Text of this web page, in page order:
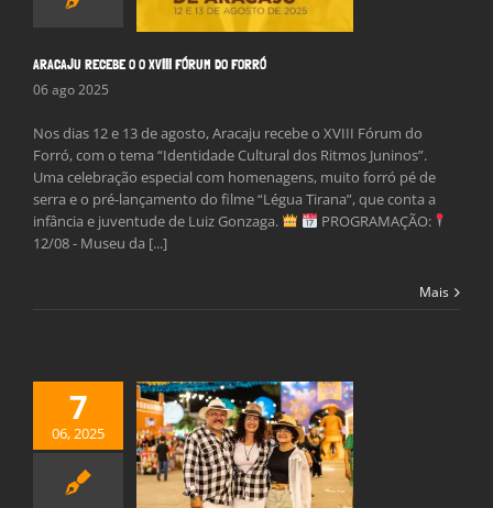
ARACAJU RECEBE O O XVIII FÓRUM DO FORRÓ
06 ago 2025
Nos dias 12 e 13 de agosto, Aracaju recebe o XVIII Fórum do
Forró, com o tema “Identidade Cultural dos Ritmos Juninos”.
Uma celebração especial com homenagens, muito forró pé de
serra e o pré-lançamento do filme “Légua Tirana”, que conta a
infância e juventude de Luiz Gonzaga.
PROGRAMAÇÃO:
12/08 - Museu da [...]
Mais
7
06, 2025
FORRÓ REÚNE
GERAÇÕES
VIVA A
JUNINA